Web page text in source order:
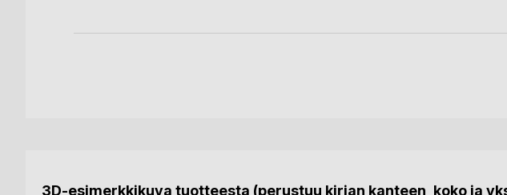
3D-esimerkkikuva tuotteesta (perustuu kirjan kanteen, koko ja